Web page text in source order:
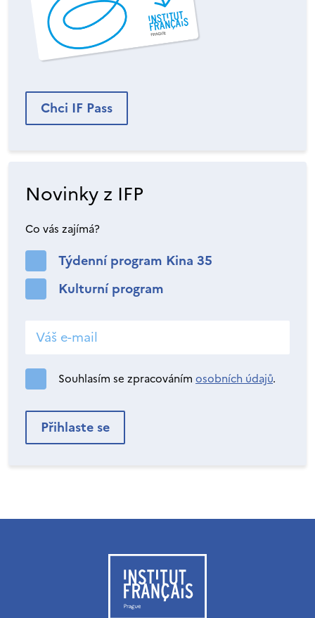
Chci IF Pass
Novinky z IFP
Co vás zajímá?
Týdenní program Kina 35
Kulturní program
Souhlasím se zpracováním osobních údajů.